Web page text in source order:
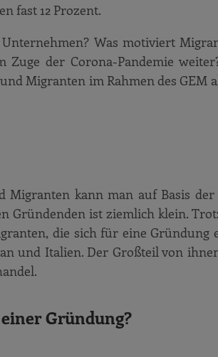
fast 12 Prozent.
Was motiviert
der Corona-Pandemie
Migranten im Rahmen des GEM
kann man auf Basis der
Gründenden ist ziemlich klein.
die sich für eine Gründung
und Italien. Der Großteil von
Gründung?